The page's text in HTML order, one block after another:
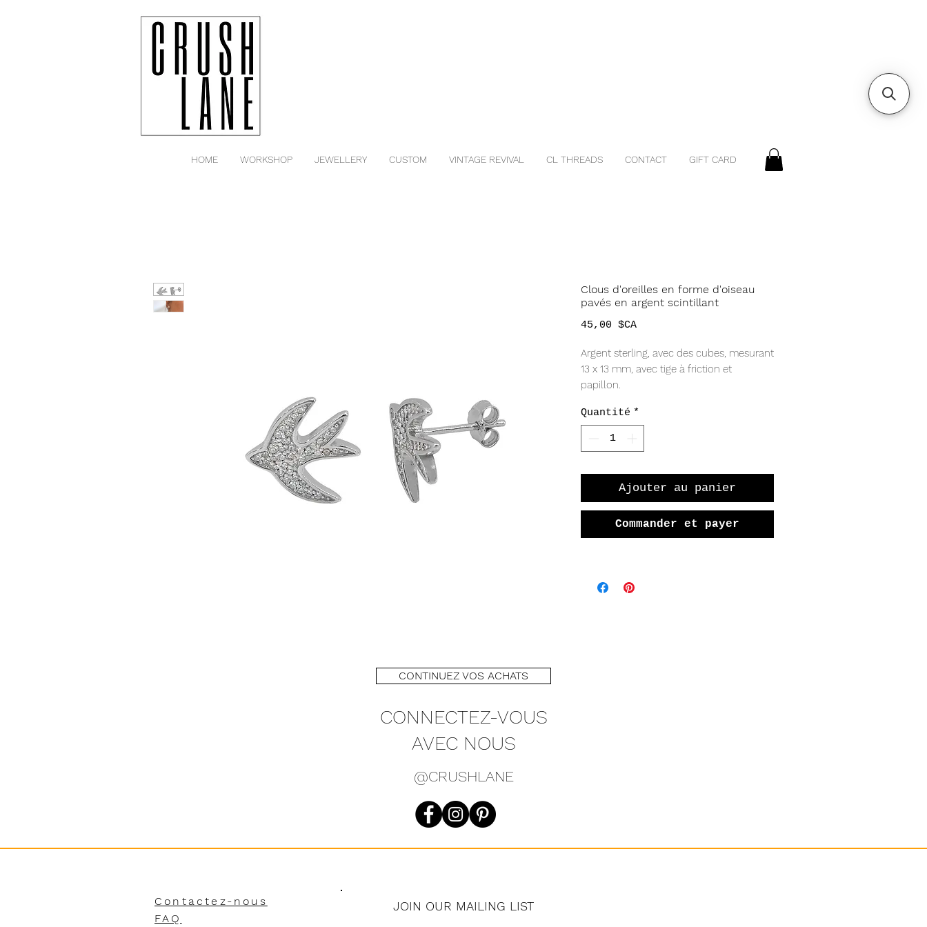
HOME WORKSHOP JEWELLERY CUSTOM VINTAGE REVIVAL CL THREADS CONTACT GIFT CARD
Clous d'oreilles en forme d'oiseau
pavés en argent scintillant
45,00 $CAPrix
Argent sterling, avec des cubes, mesurant
13 x 13 mm, avec tige à friction et
papillon.
Quantité *
Ajouter au panier
Commander et payer
CONTINUEZ VOS ACHATS
CONNECTEZ-VOUS
AVEC NOUS
@CRUSHLANE
Contactez-nous
FAQ
JOIN OUR MAILING LIST